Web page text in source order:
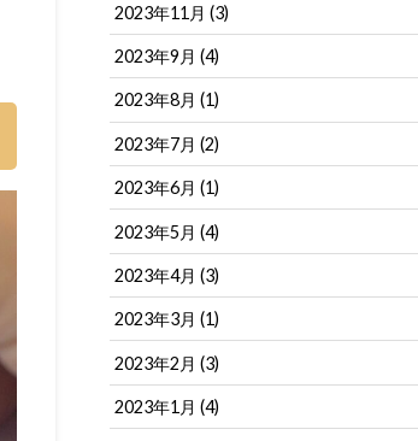
2023年11月 (3)
2023年9月 (4)
2023年8月 (1)
2023年7月 (2)
2023年6月 (1)
2023年5月 (4)
2023年4月 (3)
2023年3月 (1)
2023年2月 (3)
2023年1月 (4)